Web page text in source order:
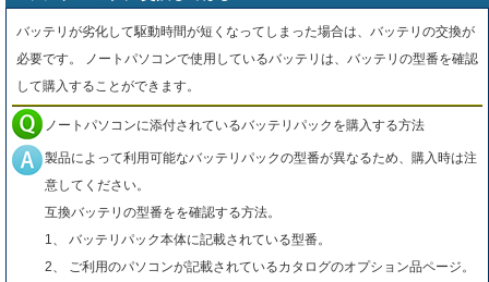
バッテリが劣化して駆動時間が短くなってしまった場合は、バッテリの交換が
必要です。 ノートパソコンで使用しているバッテリは、バッテリの型番を確認
して購入することができます。
ノートパソコンに添付されているバッテリパックを購入する方法
製品によって利用可能なバッテリパックの型番が異なるため、購入時は注
意してください。
互換バッテリの型番をを確認する方法。
1、 バッテリパック本体に記載されている型番。
2、 ご利用のパソコンが記載されているカタログのオプション品ページ。